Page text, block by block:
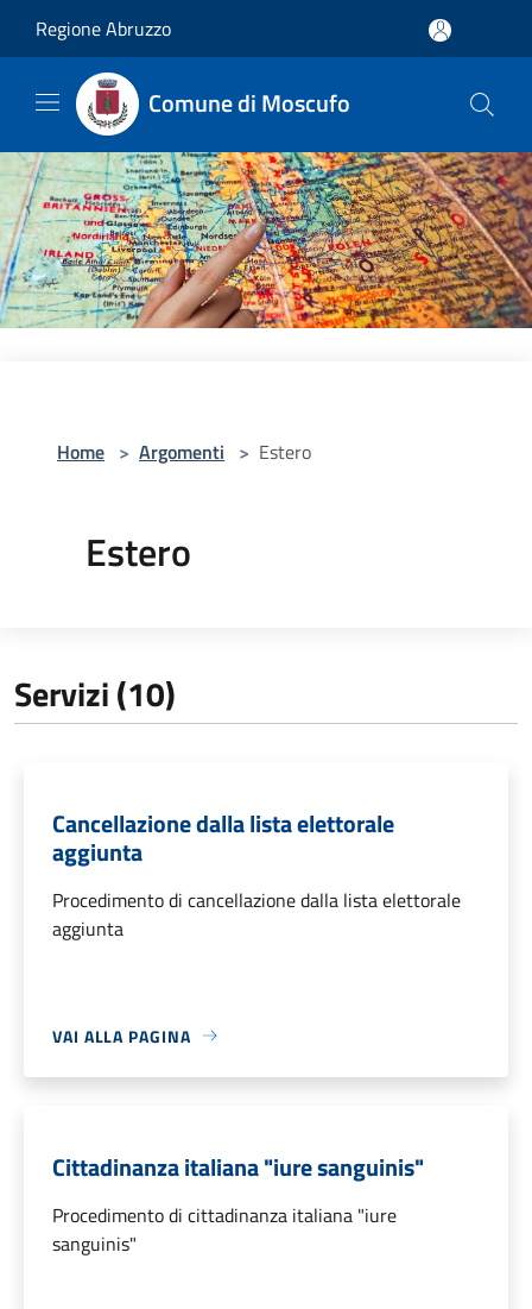
Regione Abruzzo
Comune di Moscufo
Home > Argomenti > Estero
Estero
Servizi (10)
Cancellazione dalla lista elettorale
aggiunta
Procedimento di cancellazione dalla lista elettorale
aggiunta
VAI ALLA PAGINA
Cittadinanza italiana "iure sanguinis"
Procedimento di cittadinanza italiana "iure
sanguinis"